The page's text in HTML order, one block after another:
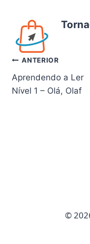
Navegação
de
ANTERIOR
Aprendendo a Ler
Nível 1 – Olá, Olaf
©